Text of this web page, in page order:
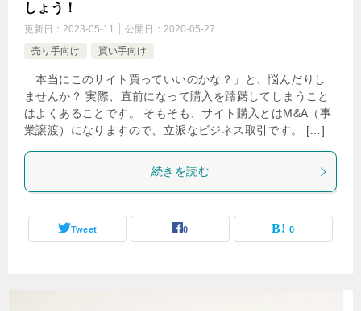
しょう！
更新日： 2023-05-11 公開日： 2020-05-27
売り手向け
買い手向け
「本当にこのサイト買っていいのかな？」と、悩んだりし
ませんか？ 実際、直前になって購入を躊躇してしまうこと
はよくあることです。 そもそも、サイト購入とはM&A（事
業譲渡）になりますので、立派なビジネス取引です。 […]
続きを読む
Tweet 0 0